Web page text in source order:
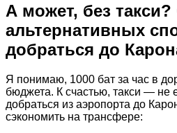
А может, без
альтернативных
добраться до
Я понимаю, 1000 бат за час в
бюджета. К счастью, такси — не
добраться из аэропорта до
сэкономить на трансфере: